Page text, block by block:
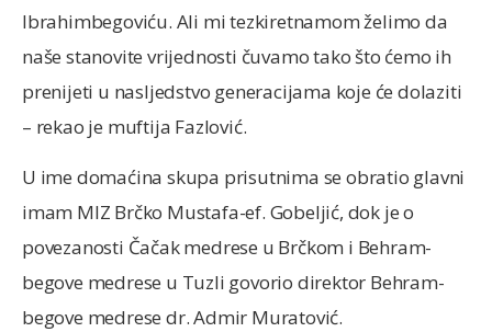
Ibrahimbegoviću. Ali mi tezkiretnamom želimo da
naše stanovite vrijednosti čuvamo tako što ćemo ih
prenijeti u nasljedstvo generacijama koje će dolaziti
– rekao je muftija Fazlović.
U ime domaćina skupa prisutnima se obratio glavni
imam MIZ Brčko Mustafa-ef. Gobeljić, dok je o
povezanosti Čačak medrese u Brčkom i Behram-
begove medrese u Tuzli govorio direktor Behram-
begove medrese dr. Admir Muratović.